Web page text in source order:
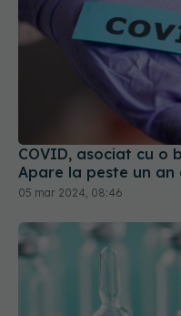
COVID, asociat cu o
Apare la peste un
05 mar 2024, 08:46